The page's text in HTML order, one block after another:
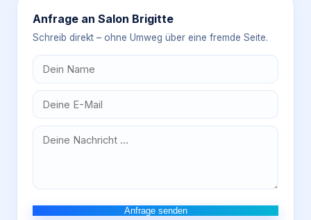
Anfrage an Salon Brigitte
Schreib direkt – ohne Umweg über eine fremde Seite.
Anfrage senden